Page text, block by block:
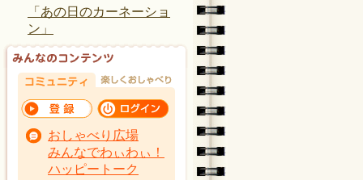
「あの日のカーネーショ
ン」
おしゃべり広場
みんなでわぃわぃ！
ハッピートーク